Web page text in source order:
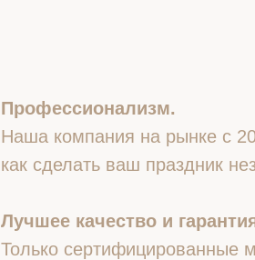
Профессионализм.
Наша компания на рынке с
как сделать ваш праздник
Лучшее качество и
Только сертифицированные